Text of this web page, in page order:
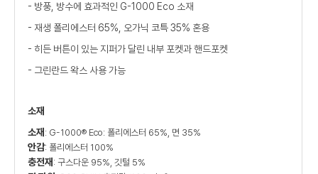
- 방풍, 방수에 효과적인 G-1000 Eco 소재
- 재생 폴리에스터 65%, 오가닉 코특 35% 혼용
- 히든 버튼이 있는 지퍼가 달린 내부 포켓과 핸드포켓
- 그린란드 왁스 사용 가능
소재
소재 : G-1000® Eco: 폴리에스터 65%, 면 35%
안감: 폴리에스터 100%
충전재 : 구스다운 95%, 깃털 5%